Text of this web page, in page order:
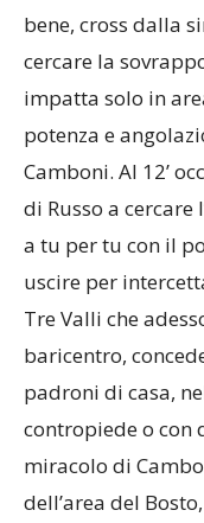
bene, cross dalla
cercare la
impatta solo in
potenza e
Camboni. Al 12’
di Russo a
a tu per tu con il
uscire per
Tre Valli che
baricentro,
padroni di casa,
contropiede o con
miracolo di
dell’area del